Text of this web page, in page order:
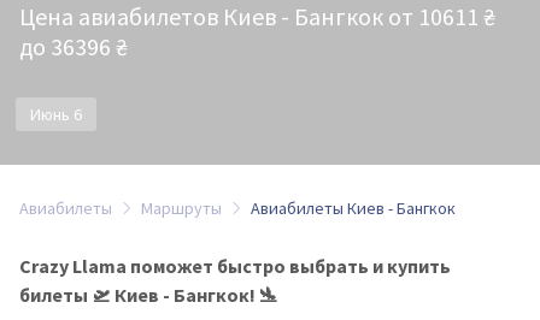
Цена авиабилетов Киев - Бангкок от 10611 ₴
до 36396 ₴
Июнь 6
Авиабилеты Маршруты Авиабилеты Киев - Бангкок
Crazy Llama поможет быстро выбрать и купить
билеты 🛫 Киев - Бангкок! 🛬